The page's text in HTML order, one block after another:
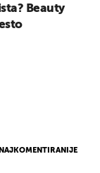
NAJKOMENTIRANIJE
Beauty